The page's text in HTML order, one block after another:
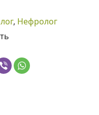
, Нефролог